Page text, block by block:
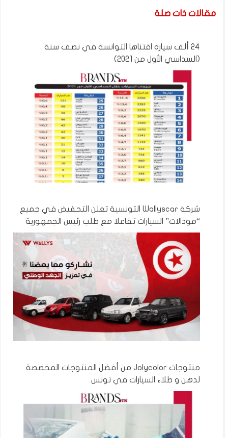
مقالات ذات صلة
24 ألف سيارة اقتناها التوانسة في نصف سنة
(السداسي الأول من 2021)
شركة Wallyscar التونسية تعلن التحفيض في جميع
“مودالات” السيارات تفاعلا مع طلب رئيس الجمهورية
منتوجات Jolycolor من أفضل المنتوجات المخصصة
لدهن و طلاء السيارات في تونس